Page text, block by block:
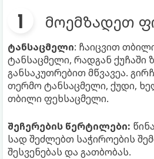
მოემზადეთ
ტანსაცმელი: ჩაიცვით
ტანსაცმელი, რადგან ქუჩაში
განსაკუთრებით მწვავეა.
თერმო ტანსაცმელი, ქუდი,
თბილი ფეხსაცმელი.
შეჩერების წერტილები:
სად შეძლებთ საჭიროების
შესვენებას და გათბობას.